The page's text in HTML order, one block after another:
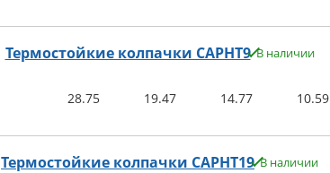
Термостойкие колпачки CAPHT9 В наличии
28.75 19.47 14.77 10.59
Термостойкие колпачки CAPHT19 В наличии